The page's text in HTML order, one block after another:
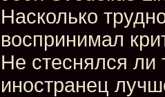
Насколько
воспринимал
Не стеснялся ли
иностранец